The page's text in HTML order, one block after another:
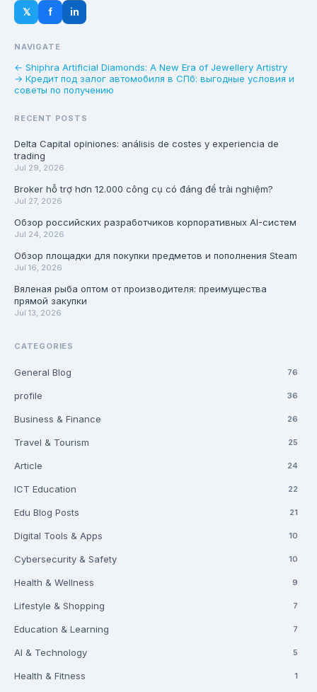
𝕏 f in
NAVIGATE
← Shiphra Artificial Diamonds: A New Era of Jewellery Artistry
→ Кредит под залог автомобиля в СПб: выгодные условия и
советы по получению
RECENT POSTS
Delta Capital opiniones: análisis de costes y experiencia de
trading
Jul 29, 2026
Broker hỗ trợ hơn 12.000 công cụ có đáng để trải nghiệm?
Jul 27, 2026
Обзор российских разработчиков корпоративных AI-систем
Jul 24, 2026
Обзор площадки для покупки предметов и пополнения Steam
Jul 16, 2026
Вяленая рыба оптом от производителя: преимущества
прямой закупки
Jul 13, 2026
CATEGORIES
General Blog 76
profile 36
Business & Finance 26
Travel & Tourism 25
Article 24
ICT Education 22
Edu Blog Posts 21
Digital Tools & Apps 10
Cybersecurity & Safety 10
Health & Wellness 9
Lifestyle & Shopping 7
Education & Learning 7
AI & Technology 5
Health & Fitness 1